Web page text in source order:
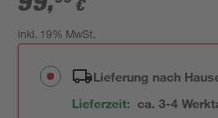
€
inkl. 19% MwSt.
Lieferung nach
Lieferzeit: ca. 3-4